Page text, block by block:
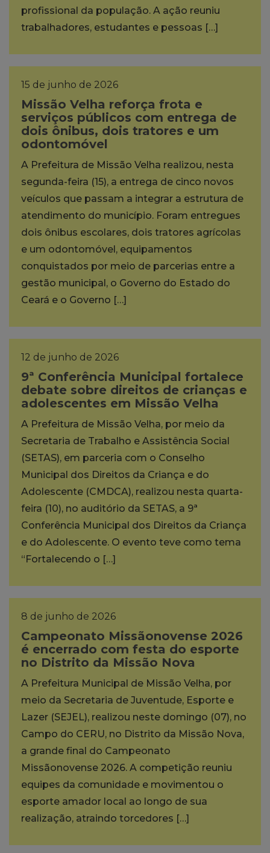
profissional da população. A ação reuniu
trabalhadores, estudantes e pessoas […]
15 de junho de 2026
Missão Velha reforça frota e
serviços públicos com entrega de
dois ônibus, dois tratores e um
odontomóvel
A Prefeitura de Missão Velha realizou, nesta
segunda-feira (15), a entrega de cinco novos
veículos que passam a integrar a estrutura de
atendimento do município. Foram entregues
dois ônibus escolares, dois tratores agrícolas
e um odontomóvel, equipamentos
conquistados por meio de parcerias entre a
gestão municipal, o Governo do Estado do
Ceará e o Governo […]
12 de junho de 2026
9ª Conferência Municipal fortalece
debate sobre direitos de crianças e
adolescentes em Missão Velha
A Prefeitura de Missão Velha, por meio da
Secretaria de Trabalho e Assistência Social
(SETAS), em parceria com o Conselho
Municipal dos Direitos da Criança e do
Adolescente (CMDCA), realizou nesta quarta-
feira (10), no auditório da SETAS, a 9ª
Conferência Municipal dos Direitos da Criança
e do Adolescente. O evento teve como tema
“Fortalecendo o […]
8 de junho de 2026
Campeonato Missãonovense 2026
é encerrado com festa do esporte
no Distrito da Missão Nova
A Prefeitura Municipal de Missão Velha, por
meio da Secretaria de Juventude, Esporte e
Lazer (SEJEL), realizou neste domingo (07), no
Campo do CERU, no Distrito da Missão Nova,
a grande final do Campeonato
Missãonovense 2026. A competição reuniu
equipes da comunidade e movimentou o
esporte amador local ao longo de sua
realização, atraindo torcedores […]